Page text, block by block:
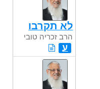
לא תקרבו
הרב זכריה טובי
ע